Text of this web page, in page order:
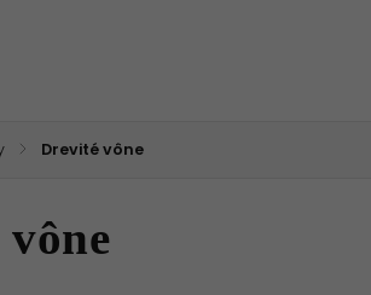
/ Drevité vône